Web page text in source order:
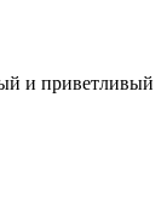
и приветливый